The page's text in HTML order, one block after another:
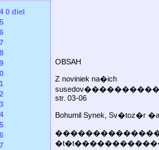
0 diel
OBSAH
Z noviniek na�ich
str. 03-06
Bohumil Synek, Sv�toz�r